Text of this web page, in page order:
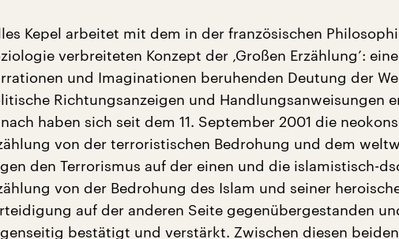
Kepel arbeitet mit dem in der französischen
verbreiteten Konzept der ‚Großen Erzählung’:
und Imaginationen beruhenden Deutung der
Richtungsanzeigen und Handlungsanweisungen
haben sich seit dem 11. September 2001 die
von der terroristischen Bedrohung und dem
den Terrorismus auf der einen und die islamistisch-
von der Bedrohung des Islam und seiner
auf der anderen Seite gegenübergestanden
bestätigt und verstärkt. Zwischen diesen